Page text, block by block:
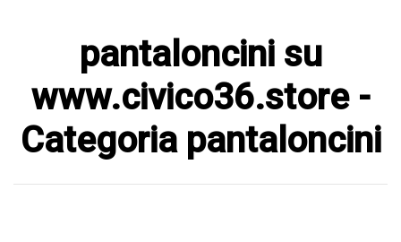
pantaloncini su
www.civico36.store -
Categoria pantaloncini